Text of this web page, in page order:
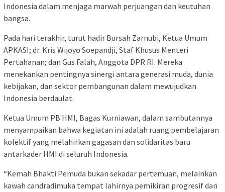
Indonesia dalam menjaga marwah perjuangan dan keutuhan
bangsa.
Pada hari terakhir, turut hadir Bursah Zarnubi, Ketua Umum
APKASI; dr. Kris Wijoyo Soepandji, Staf Khusus Menteri
Pertahanan; dan Gus Falah, Anggota DPR RI. Mereka
menekankan pentingnya sinergi antara generasi muda, dunia
kebijakan, dan sektor pembangunan dalam mewujudkan
Indonesia berdaulat.
Ketua Umum PB HMI, Bagas Kurniawan, dalam sambutannya
menyampaikan bahwa kegiatan ini adalah ruang pembelajaran
kolektif yang melahirkan gagasan dan solidaritas baru
antarkader HMI di seluruh Indonesia.
“Kemah Bhakti Pemuda bukan sekadar pertemuan, melainkan
kawah candradimuka tempat lahirnya pemikiran progresif dan